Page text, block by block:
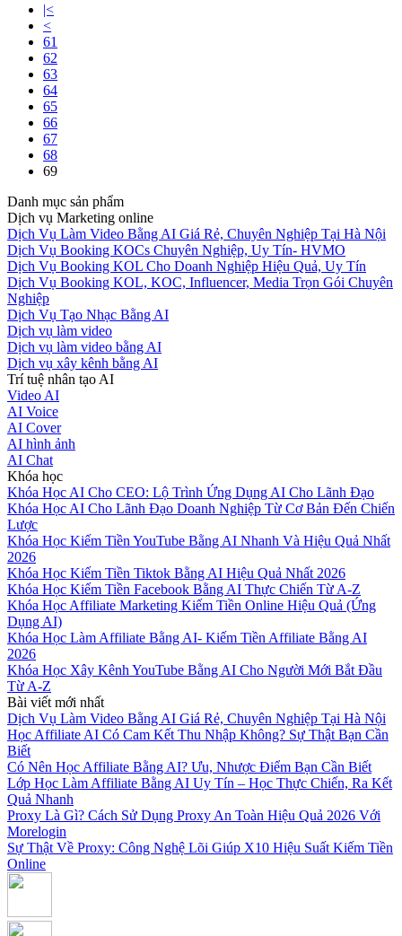
|<
<
61
62
63
64
65
66
67
68
69
Danh mục sản phẩm
Dịch vụ Marketing online
Dịch Vụ Làm Video Bằng AI Giá Rẻ, Chuyên Nghiệp Tại Hà Nội
Dịch Vụ Booking KOCs Chuyên Nghiệp, Uy Tín- HVMO
Dịch Vụ Booking KOL Cho Doanh Nghiệp Hiệu Quả, Uy Tín
Dịch Vụ Booking KOL, KOC, Influencer, Media Trọn Gói Chuyên
Nghiệp
Dịch Vụ Tạo Nhạc Bằng AI
Dịch vụ làm video
Dịch vụ làm video bằng AI
Dịch vụ xây kênh bằng AI
Trí tuệ nhân tạo AI
Video AI
AI Voice
AI Cover
AI hình ảnh
AI Chat
Khóa học
Khóa Học AI Cho CEO: Lộ Trình Ứng Dụng AI Cho Lãnh Đạo
Khóa Học AI Cho Lãnh Đạo Doanh Nghiệp Từ Cơ Bản Đến Chiến
Lược
Khóa Học Kiếm Tiền YouTube Bằng AI Nhanh Và Hiệu Quả Nhất
2026
Khóa Học Kiếm Tiền Tiktok Bằng AI Hiệu Quả Nhất 2026
Khóa Học Kiếm Tiền Facebook Bằng AI Thực Chiến Từ A-Z
Khóa Học Affiliate Marketing Kiếm Tiền Online Hiệu Quả (Ứng
Dụng AI)
Khóa Học Làm Affiliate Bằng AI- Kiếm Tiền Affiliate Bằng AI
2026
Khóa Học Xây Kênh YouTube Bằng AI Cho Người Mới Bắt Đầu
Từ A-Z
Bài viết mới nhất
Dịch Vụ Làm Video Bằng AI Giá Rẻ, Chuyên Nghiệp Tại Hà Nội
Học Affiliate AI Có Cam Kết Thu Nhập Không? Sự Thật Bạn Cần
Biết
Có Nên Học Affiliate Bằng AI? Ưu, Nhược Điểm Bạn Cần Biết
Lớp Học Làm Affiliate Bằng AI Uy Tín – Học Thực Chiến, Ra Kết
Quả Nhanh
Proxy Là Gì? Cách Sử Dụng Proxy An Toàn Hiệu Quả 2026 Với
Morelogin
Sự Thật Về Proxy: Công Nghệ Lõi Giúp X10 Hiệu Suất Kiếm Tiền
Online